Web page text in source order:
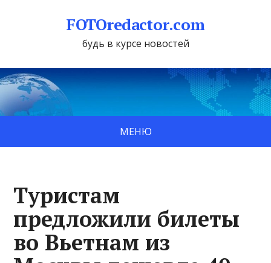
FOTOredactor.com
будь в курсе новостей
МЕНЮ
Туристам
предложили билеты
во Вьетнам из